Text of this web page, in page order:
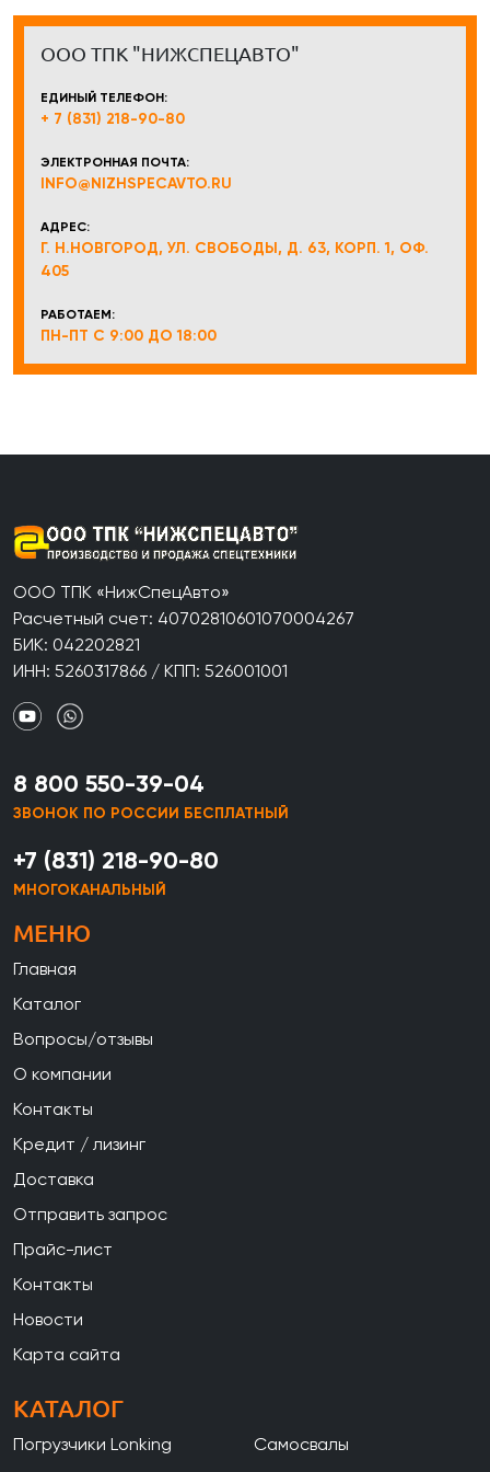
ООО ТПК "НИЖСПЕЦАВТО"
ЕДИНЫЙ ТЕЛЕФОН:
+ 7 (831) 218-90-80
ЭЛЕКТРОННАЯ ПОЧТА:
INFO@NIZHSPECAVTO.RU
АДРЕС:
Г. Н.НОВГОРОД, УЛ. СВОБОДЫ, Д. 63, КОРП. 1, ОФ.
405
РАБОТАЕМ:
ПН-ПТ С 9:00 ДО 18:00
ООО ТПК «НижСпецАвто»
Расчетный счет: 40702810601070004267
БИК: 042202821
ИНН: 5260317866 / КПП: 526001001
8 800 550-39-04
ЗВОНОК ПО РОССИИ БЕСПЛАТНЫЙ
+7 (831) 218-90-80
МНОГОКАНАЛЬНЫЙ
МЕНЮ
Главная
Каталог
Вопросы/отзывы
О компании
Контакты
Кредит / лизинг
Доставка
Отправить запрос
Прайс-лист
Контакты
Новости
Карта сайта
КАТАЛОГ
Погрузчики Lonking
Самосвалы